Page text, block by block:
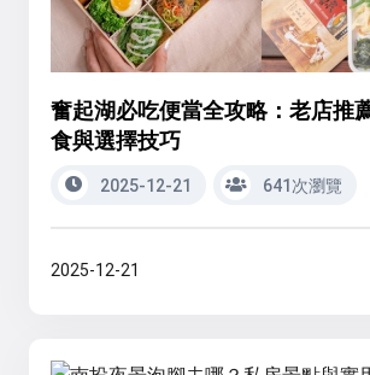
奮起湖必吃便當全攻略：老店推
食與選擇技巧
2025-12-21 641次瀏覽
2025-12-21